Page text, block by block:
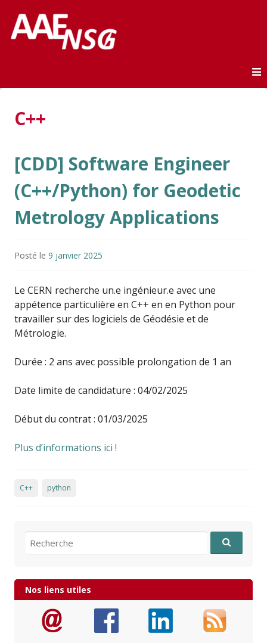
AAE-ENSG
C++
[CDD] Software Engineer
(C++/Python) for Geodetic
Metrology Applications
Posté le 9 janvier 2025
Le CERN recherche un.e ingénieur.e avec une
appétence particulière en C++ en en Python pour
travailler sur des logiciels de Géodésie et de
Métrologie.
Durée : 2 ans avec possible prolongation de 1 an
Date limite de candidature : 04/02/2025
Début du contrat : 01/03/2025
Plus d’informations ici !
C++ python
Recherche pour:
Nos liens utiles